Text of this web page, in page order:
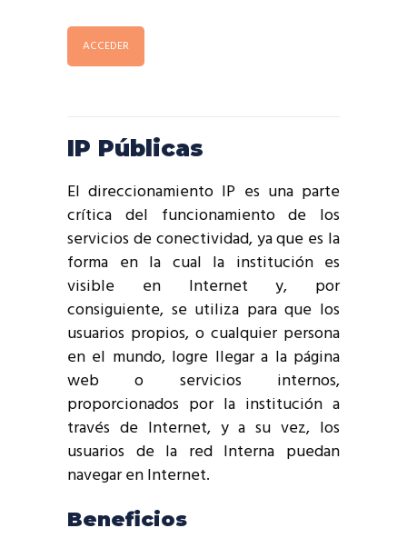
ACCEDER
IP Públicas
El direccionamiento IP es una parte
crítica del funcionamiento de los
servicios de conectividad, ya que es la
forma en la cual la institución es
visible en Internet y, por
consiguiente, se utiliza para que los
usuarios propios, o cualquier persona
en el mundo, logre llegar a la página
web o servicios internos,
proporcionados por la institución a
través de Internet, y a su vez, los
usuarios de la red Interna puedan
navegar en Internet.
Beneficios